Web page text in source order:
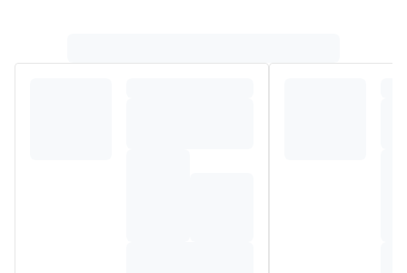
3 essentiële oliën (zoete sinaasappel, lavandin grosso,